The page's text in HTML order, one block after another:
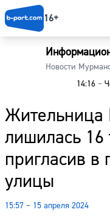
16+
Новости
14:16 –
Жительница
лишилась 16
пригласив в
улицы
15:57 – 15 апреля 2024
Главная
Наши гости
Погода
Курсы валют